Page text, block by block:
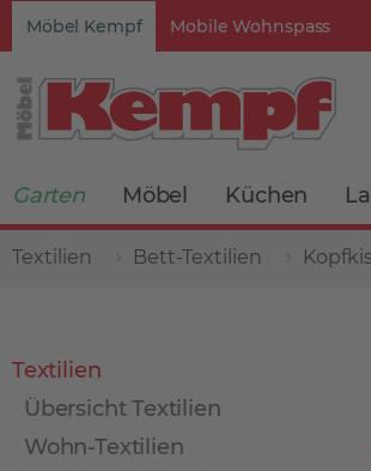
Möbel Kempf Mobile Wohnspass
Garten Möbel Küchen
Textilien Bett-Textilien
Textilien
Übersicht Textilien
Wohn-Textilien